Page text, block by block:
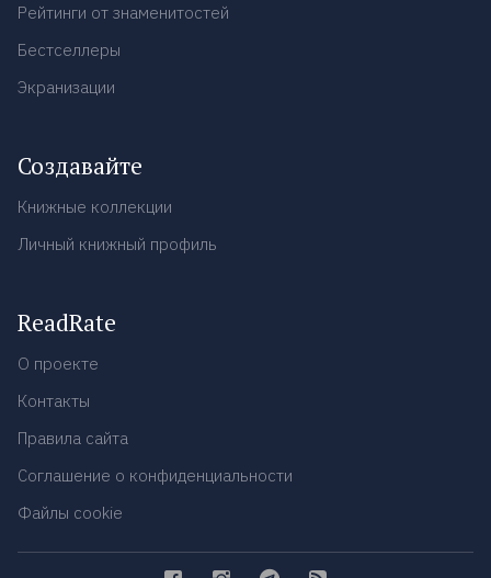
Рейтинги от знаменитостей
Бестселлеры
Экранизации
Создавайте
Книжные коллекции
Личный книжный профиль
ReadRate
О проекте
Контакты
Правила сайта
Соглашение о конфиденциальности
Файлы cookie